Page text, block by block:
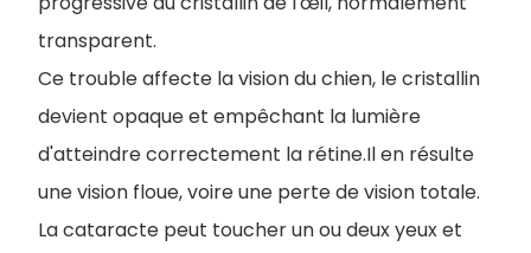
transparent.
Ce trouble affecte la vision du chien, le cristallin
devient opaque et empêchant la lumière
d'atteindre correctement la rétine.Il en résulte
une vision floue, voire une perte de vision totale.
La cataracte peut toucher un ou deux yeux et